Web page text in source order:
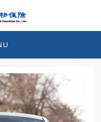
官方部落